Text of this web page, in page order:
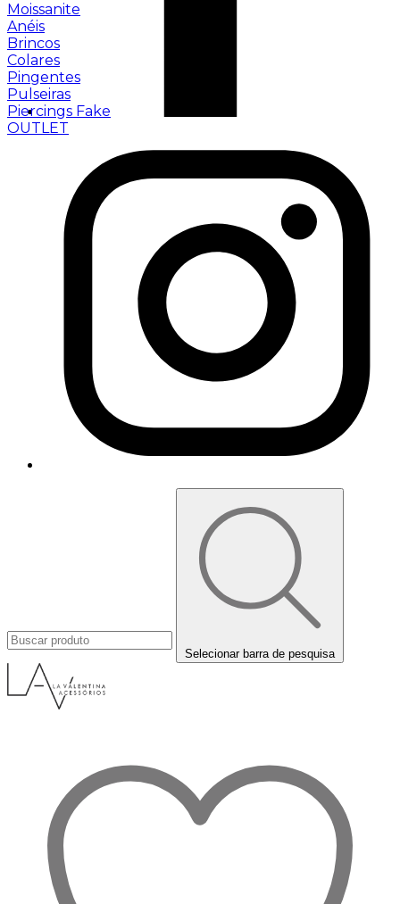
Moissanite
Anéis
Brincos
Colares
Pingentes
Pulseiras
Piercings Fake
OUTLET
Selecionar barra de pesquisa